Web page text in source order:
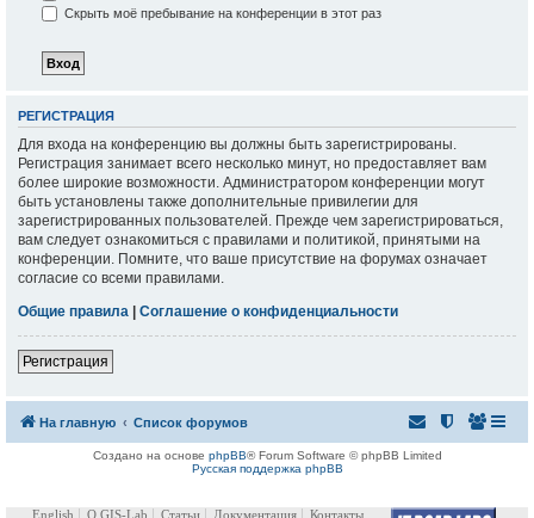
Скрыть моё пребывание на конференции в этот раз
РЕГИСТРАЦИЯ
Для входа на конференцию вы должны быть зарегистрированы.
Регистрация занимает всего несколько минут, но предоставляет вам
более широкие возможности. Администратором конференции могут
быть установлены также дополнительные привилегии для
зарегистрированных пользователей. Прежде чем зарегистрироваться,
вам следует ознакомиться с правилами и политикой, принятыми на
конференции. Помните, что ваше присутствие на форумах означает
согласие со всеми правилами.
Общие правила | Соглашение о конфиденциальности
Регистрация
На главную Список форумов
Создано на основе phpBB® Forum Software © phpBB Limited
Русская поддержка phpBB
English О GIS-Lab Статьи Документация Контакты